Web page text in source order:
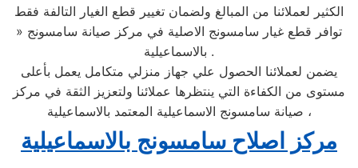
الكثير لعملائنا من المبالغ ولضمان تغيير قطع الغيار التالفة فقط
» توافر قطع غيار سامسونج الاصلية في مركز صيانة سامسونج
بالاسماعيلية .
يضمن لعملائنا الحصول علي جهاز منزلي متكامل يعمل بأعلى
مستوى من الكفاءة التي ينتظرها عملائنا ولتعزيز الثقة في مركز
صيانة سامسونج الاسماعيلية المعتمد بالاسماعيلية ،
مركز اصلاح سامسونج بالاسماعيلية